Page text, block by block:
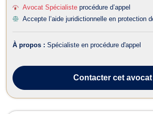
Avocat Spécialiste procédure d’appel
Accepte l’aide juridictionnelle en protection
À propos : Spécialiste en procédure d'appel
Contactercet avocat